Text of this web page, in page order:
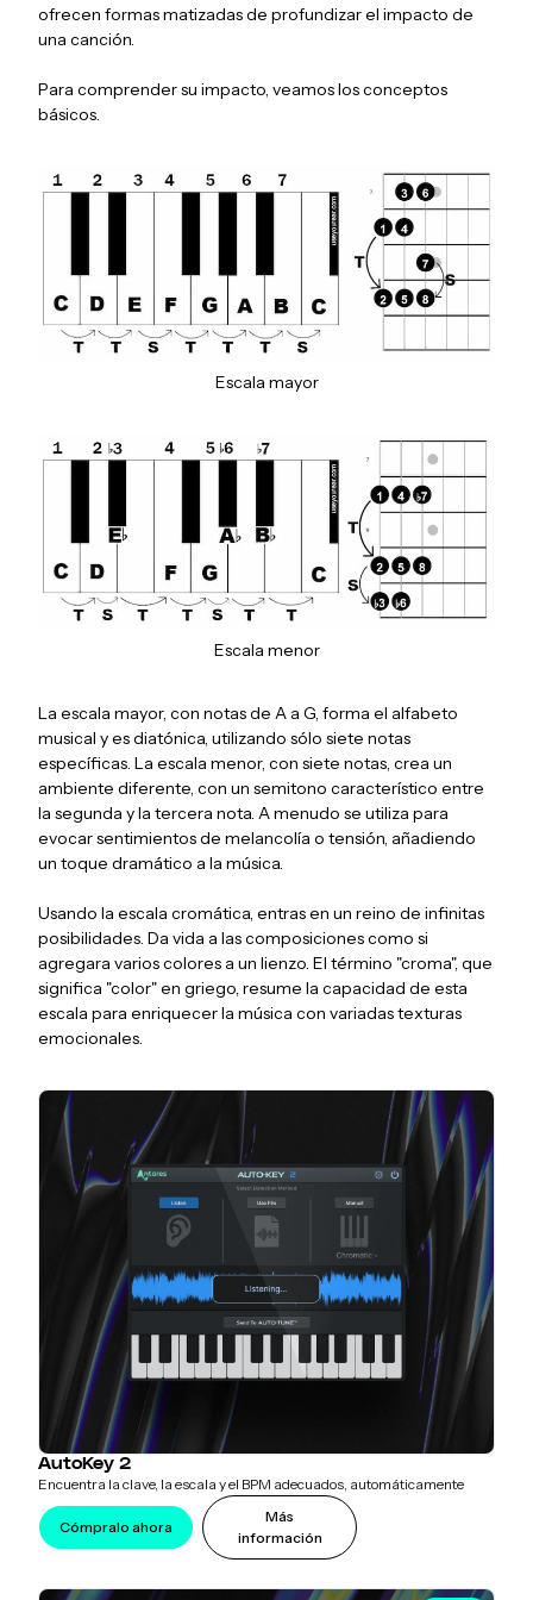
ofrecen formas matizadas de profundizar el impacto de
una canción.
Para comprender su impacto, veamos los conceptos
básicos.
Escala mayor
Escala menor
La escala mayor, con notas de A a G, forma el alfabeto
musical y es diatónica, utilizando sólo siete notas
específicas. La escala menor, con siete notas, crea un
ambiente diferente, con un semitono característico entre
la segunda y la tercera nota. A menudo se utiliza para
evocar sentimientos de melancolía o tensión, añadiendo
un toque dramático a la música.
Usando la escala cromática, entras en un reino de infinitas
posibilidades. Da vida a las composiciones como si
agregara varios colores a un lienzo. El término "croma", que
significa "color" en griego, resume la capacidad de esta
escala para enriquecer la música con variadas texturas
emocionales.
AutoKey 2
Encuentra la clave, la escala y el BPM adecuados, automáticamente
Cómpralo ahora
Más
información